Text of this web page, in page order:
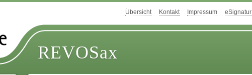
Übersicht Kontakt Impressum eSignatur
REVOSax